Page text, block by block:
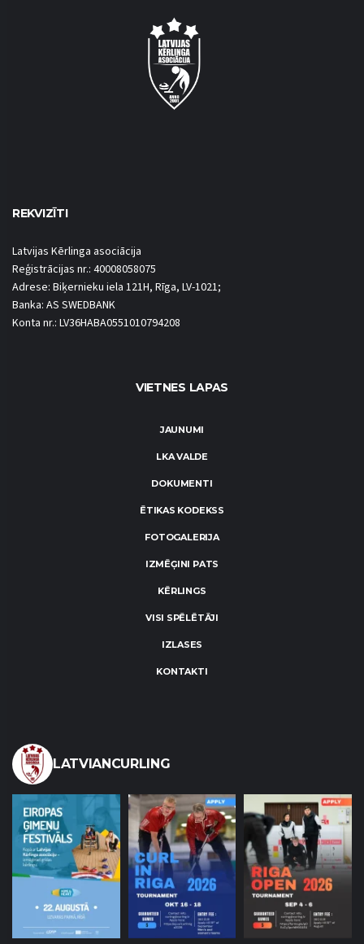
REKVIZĪTI
Latvijas Kērlinga asociācija
Reģistrācijas nr.: 40008058075
Adrese: Biķernieku iela 121H, Rīga, LV-1021;
Banka: AS SWEDBANK
Konta nr.: LV36HABA0551010794208
VIETNES LAPAS
JAUNUMI
LKA VALDE
DOKUMENTI
ĒTIKAS KODEKSS
FOTOGALERIJA
IZMĒĢINI PATS
KĒRLINGS
VISI SPĒLĒTĀJI
IZLASES
KONTAKTI
LATVIANCURLING